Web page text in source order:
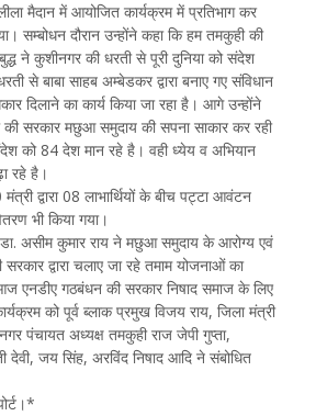
मैदान में आयोजित कार्यक्रम में प्रतिभाग कर
सम्बोधन दौरान उन्होंने कहा कि हम तमकुही की
ने कुशीनगर की धरती से पूरी दुनिया को संदेश
से बाबा साहब अम्बेडकर द्वारा बनाए गए संविधान
दिलाने का कार्य किया जा रहा है। आगे उन्होंने
की सरकार मछुआ समुदाय की सपना साकार कर रही
को 84 देश मान रहे है। वही ध्येय व अभियान
रहे है।
द्वारा 08 लाभार्थियों के बीच पट्टा आवंटन
भी किया गया।
असीम कुमार राय ने मछुआ समुदाय के आरोग्य एवं
द्वारा चलाए जा रहे तमाम योजनाओं का
एनडीए गठबंधन की सरकार निषाद समाज के लिए
को पूर्व ब्लाक प्रमुख विजय राय, जिला मंत्री
पंचायत अध्यक्ष तमकुही राज जेपी गुप्ता,
देवी, जय सिंह, अरविंद निषाद आदि ने संबोधित